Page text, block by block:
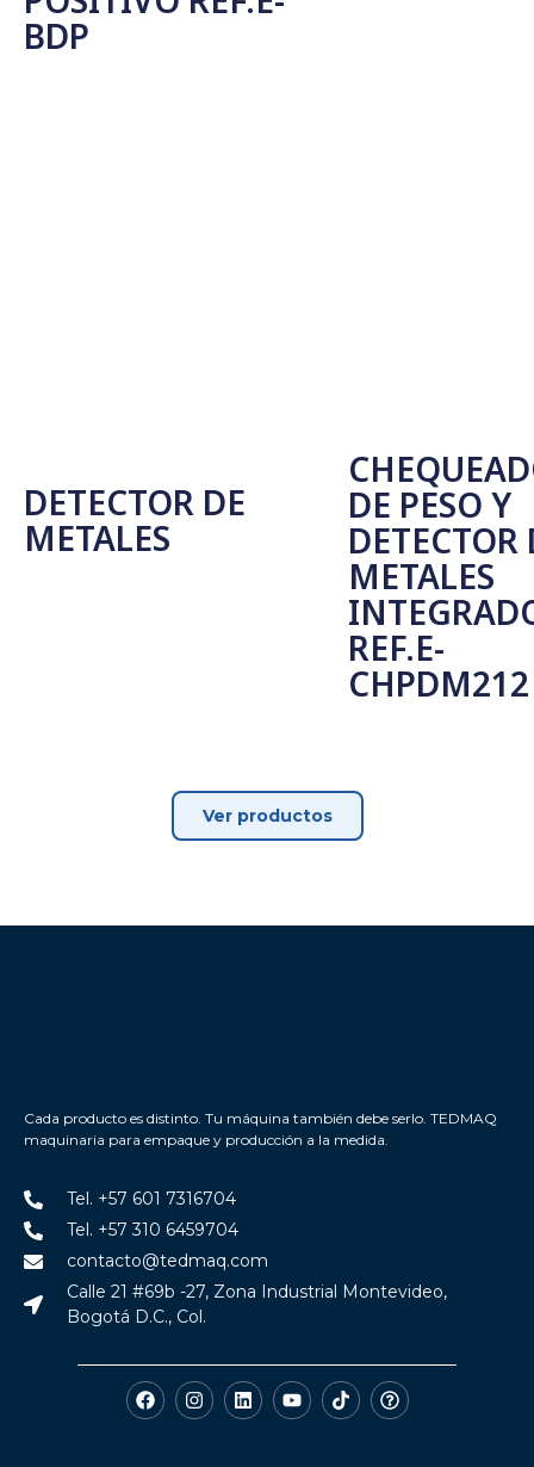
BDP
DETECTOR DE
METALES
DE PESO Y
DETECTOR
METALES
REF.E-
CHPDM212
Ver productos
Cada producto es distinto. Tu máquina también debe serlo. TEDMAQ
maquinaria para empaque y producción a la medida.
Tel. +57 601 7316704
Tel. +57 310 6459704
contacto@tedmaq.com
Calle 21 #69b -27, Zona Industrial Montevideo,
Bogotá D.C., Col.